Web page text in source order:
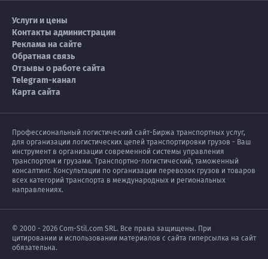
Услуги и цены
Контакты администрации
Реклама на сайте
Обратная связь
Отзывы о работе сайта
Telegram-канал
Карта сайта
Профессиональный логистический сайт-Биржа транспортных услуг,
для организации логистических цепей транспортировки грузов - Ваш
инструмент в организации современной системы управления
транспортом и грузами. Транспортно-логистический, таможенный
консалтинг. Консультации по организации перевозок грузов и товаров
всех категорий транспорта в международных и региональных
направлениях.
© 2000 - 2026 Com-Stil.com SRL. Все права защищены. При
цитировании и использовании материалов с сайта гиперсылка на сайт
обязательна.